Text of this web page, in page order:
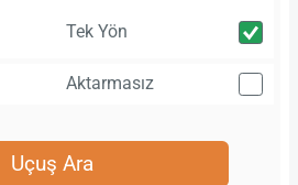
Tek Yön
Aktarmasız
Uçuş Ara